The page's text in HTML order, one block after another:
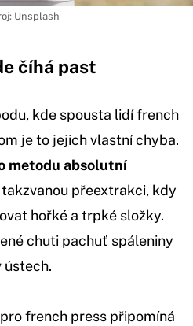
Unsplash
číhá past
kde spousta lidí french
je to jejich vlastní chyba.
metodu absolutní
přeextrakci, kdy
hořké a trpké složky.
chuti pachuť spáleniny
ústech.
french press připomíná